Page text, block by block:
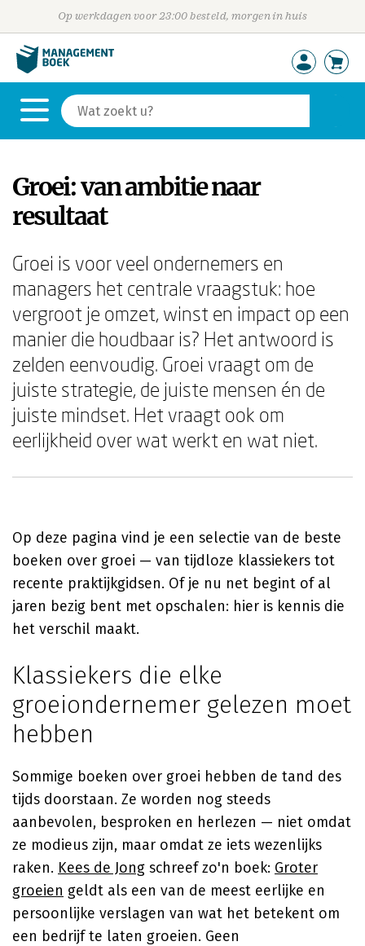
Op werkdagen voor 23:00 besteld, morgen in huis
Groei: van ambitie naar
resultaat
Groei is voor veel ondernemers en
managers het centrale vraagstuk: hoe
vergroot je omzet, winst en impact op een
manier die houdbaar is? Het antwoord is
zelden eenvoudig. Groei vraagt om de
juiste strategie, de juiste mensen én de
juiste mindset. Het vraagt ook om
eerlijkheid over wat werkt en wat niet.
Op deze pagina vind je een selectie van de beste
boeken over groei — van tijdloze klassiekers tot
recente praktijkgidsen. Of je nu net begint of al
jaren bezig bent met opschalen: hier is kennis die
het verschil maakt.
Klassiekers die elke
groeiondernemer gelezen moet
hebben
Sommige boeken over groei hebben de tand des
tijds doorstaan. Ze worden nog steeds
aanbevolen, besproken en herlezen — niet omdat
ze modieus zijn, maar omdat ze iets wezenlijks
raken. Kees de Jong schreef zo'n boek: Groter
groeien geldt als een van de meest eerlijke en
persoonlijke verslagen van wat het betekent om
een bedrijf te laten groeien. Geen